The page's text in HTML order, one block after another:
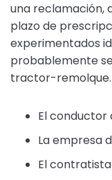
una reclamación,
plazo de
experimentados
probablemente
tractor-remolque.
El conductor
La empresa
El contratista